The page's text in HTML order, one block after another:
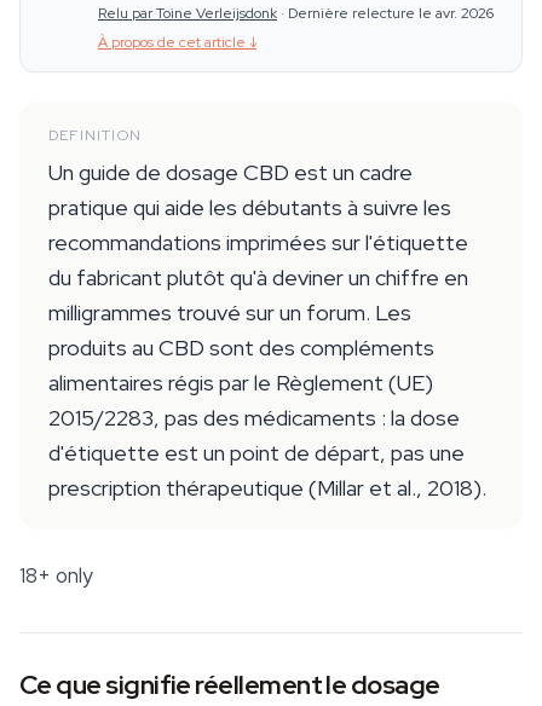
Relu par Toine Verleijsdonk · Dernière relecture le avr. 2026
À propos de cet article ↓
DEFINITION
Un guide de dosage CBD est un cadre
pratique qui aide les débutants à suivre les
recommandations imprimées sur l'étiquette
du fabricant plutôt qu'à deviner un chiffre en
milligrammes trouvé sur un forum. Les
produits au CBD sont des compléments
alimentaires régis par le Règlement (UE)
2015/2283, pas des médicaments : la dose
d'étiquette est un point de départ, pas une
prescription thérapeutique (Millar et al., 2018).
18+ only
Ce que signifie réellement le dosage